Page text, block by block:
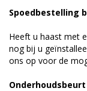
Spoedbestelling
Heeft u haast met
nog bij u
ons op voor de